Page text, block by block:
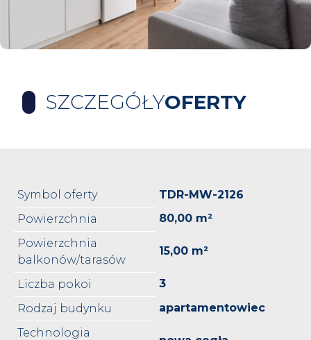
SZCZEGÓŁYOFERTY
Symbol oferty
TDR-MW-2126
Powierzchnia
80,00 m²
Powierzchnia
balkonów/tarasów
15,00 m²
Liczba pokoi
3
Rodzaj budynku
apartamentowiec
Technologia